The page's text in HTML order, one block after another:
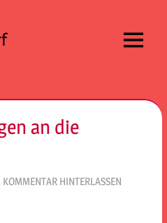
Menü
an die
SPD EITORF
KOMMENTAR HINTERLASSEN